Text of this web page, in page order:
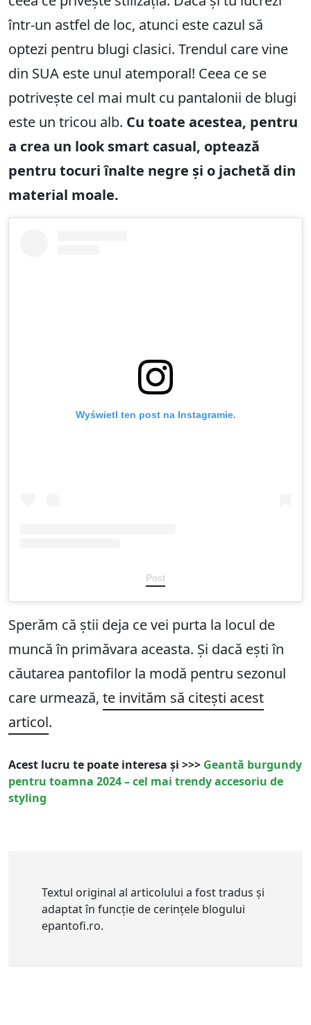
într-un astfel de loc, atunci este cazul să
optezi pentru blugi clasici. Trendul care vine
din SUA este unul atemporal! Ceea ce se
potrivește cel mai mult cu pantalonii de blugi
este un tricou alb. Cu toate acestea, pentru
a crea un look smart casual, optează
pentru tocuri înalte negre și o jachetă din
material moale.
Wyświetl ten post na Instagramie.
Post
Sperăm că știi deja ce vei purta la locul de
muncă în primăvara aceasta. Și dacă ești în
căutarea pantofilor la modă pentru sezonul
care urmează, te invităm să citești acest
articol.
Acest lucru te poate interesa și >>> Geantă burgundy
pentru toamna 2024 – cel mai trendy accesoriu de
styling
Textul original al articolului a fost tradus și
adaptat în funcție de cerințele blogului
epantofi.ro.